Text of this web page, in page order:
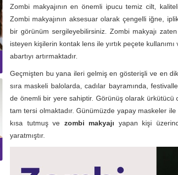
Zombi makyajının en önemli ipucu temiz cilt,
Zombi makyajının aksesuar olarak çengelli iğne,
bir görünüm sergileyebilirsiniz. Zombi makyajı zaten
isteyen kişilerin kontak lens ile yırtık peçete
abartıyı artırmaktadır.
Geçmişten bu yana ileri gelmiş en gösterişli ve en
sıra maskeli balolarda, cadılar bayramında,
de önemli bir yere sahiptir. Görünüş olarak ürkütücü
tam tersi olmaktadır. Günümüzde yapay maskeler
kısa tutmuş ve zombi makyajı yapan kişi
yaratmıştır.